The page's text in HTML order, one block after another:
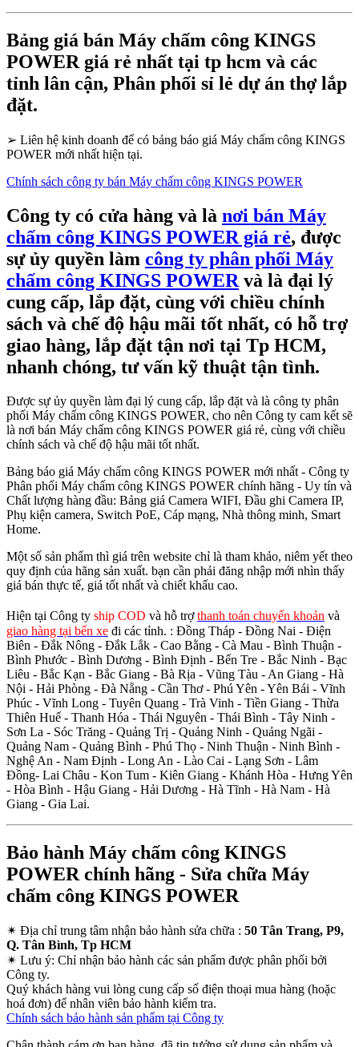
Bảng giá bán Máy chấm công KINGS
POWER giá rẻ nhất tại tp hcm và các
tỉnh lân cận, Phân phối sỉ lẻ dự án thợ lắp
đặt.
➢ Liên hệ kinh doanh để có bảng báo giá Máy chấm công KINGS
POWER mới nhất hiện tại.
Chính sách công ty bán Máy chấm công KINGS POWER
Công ty có cửa hàng và là nơi bán Máy
chấm công KINGS POWER giá rẻ, được
sự ủy quyền làm công ty phân phối Máy
chấm công KINGS POWER và là đại lý
cung cấp, lắp đặt, cùng với chiều chính
sách và chế độ hậu mãi tốt nhất, có hỗ trợ
giao hàng, lắp đặt tận nơi tại Tp HCM,
nhanh chóng, tư vấn kỹ thuật tận tình.
Được sự ủy quyền làm đại lý cung cấp, lắp đặt và là công ty phân
phối Máy chấm công KINGS POWER, cho nên Công ty cam kết sẽ
là nơi bán Máy chấm công KINGS POWER giá rẻ, cùng với chiều
chính sách và chế độ hậu mãi tốt nhất.
Bảng báo giá Máy chấm công KINGS POWER mới nhất - Công ty
Phân phối Máy chấm công KINGS POWER chính hãng - Uy tín và
Chất lượng hàng đầu: Bảng giá Camera WIFI, Đầu ghi Camera IP,
Phụ kiện camera, Switch PoE, Cáp mạng, Nhà thông minh, Smart
Home.
Một số sản phẩm thì giá trên website chỉ là tham khảo, niêm yết theo
quy định của hãng sản xuất. bạn cần phải đăng nhập mới nhìn thấy
giá bán thực tế, giá tốt nhất và chiết khấu cao.
Hiện tại Công ty ship COD và hỗ trợthanh toán chuyển khoản và
giao hàng tại bến xe đi các tỉnh. : Đồng Tháp - Đồng Nai - Điện
Biên - Đắk Nông - Đắk Lắk - Cao Bằng - Cà Mau - Bình Thuận -
Bình Phước - Bình Dương - Bình Định - Bến Tre - Bắc Ninh - Bạc
Liêu - Bắc Kạn - Bắc Giang - Bà Rịa - Vũng Tàu - An Giang - Hà
Nội - Hải Phòng - Đà Nẵng - Cần Thơ - Phú Yên - Yên Bái - Vĩnh
Phúc - Vĩnh Long - Tuyên Quang - Trà Vinh - Tiền Giang - Thừa
Thiên Huế - Thanh Hóa - Thái Nguyên - Thái Bình - Tây Ninh -
Sơn La - Sóc Trăng - Quảng Trị - Quảng Ninh - Quảng Ngãi -
Quảng Nam - Quảng Bình - Phú Thọ - Ninh Thuận - Ninh Bình -
Nghệ An - Nam Định - Long An - Lào Cai - Lạng Sơn - Lâm
Đồng- Lai Châu - Kon Tum - Kiên Giang - Khánh Hòa - Hưng Yên
- Hòa Bình - Hậu Giang - Hải Dương - Hà Tĩnh - Hà Nam - Hà
Giang - Gia Lai.
Bảo hành Máy chấm công KINGS
POWER chính hãng - Sửa chữa Máy
chấm công KINGS POWER
✴ Địa chỉ trung tâm nhận bảo hành sửa chữa : 50 Tân Trang, P9,
Q. Tân Bình, Tp HCM
✴ Lưu ý: Chỉ nhận bảo hành các sản phẩm được phân phối bởi
Công ty.
Quý khách hàng vui lòng cung cấp số điện thoại mua hàng (hoặc
hoá đơn) để nhân viên bảo hành kiểm tra.
Chính sách bảo hành sản phẩm tại Công ty